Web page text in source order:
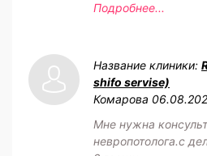
Подробнее...
Название клиники:
shifo servise)
Комарова
Мне нужна
невропотолога.с